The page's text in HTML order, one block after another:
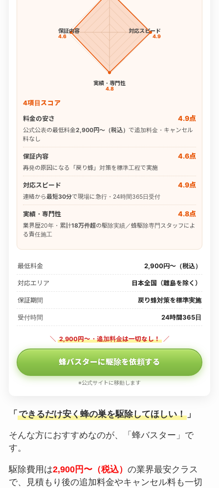
対応スピード
4.9
実績・専門性
4.8
保証内容
4.6
4項目スコア
料金の安さ
4.9点
公式公表の最低料金2,900円〜（税込） で追加料金・キャンセル
料なし
保証内容 4.6点
再発の原因になる「戻り蜂」対策を標準工程で実施
対応スピード 4.9点
連絡から最短30分で現場に急行・24時間365日受付
実績・専門性 4.8点
業界歴20年・累計18万件超の駆除実績／蜂駆除専門スタッフによ
る責任施工
最低料金 2,900円〜（税込）
対応エリア 日本全国（離島を除く）
保証期間 戻り蜂対策を標準実施
受付時間 24時間365日
＼ 2,900円〜・追加料金は一切なし！ ／
蜂バスターに駆除を依頼する
※公式サイトに移動します
「 できるだけ安く蜂の巣を駆除してほしい！」
そんな方におすすめなのが、「蜂バスター」で
す。
駆除費用は2,900円〜（税込） の業界最安クラス
で、見積もり後の追加料金やキャンセル料も一切